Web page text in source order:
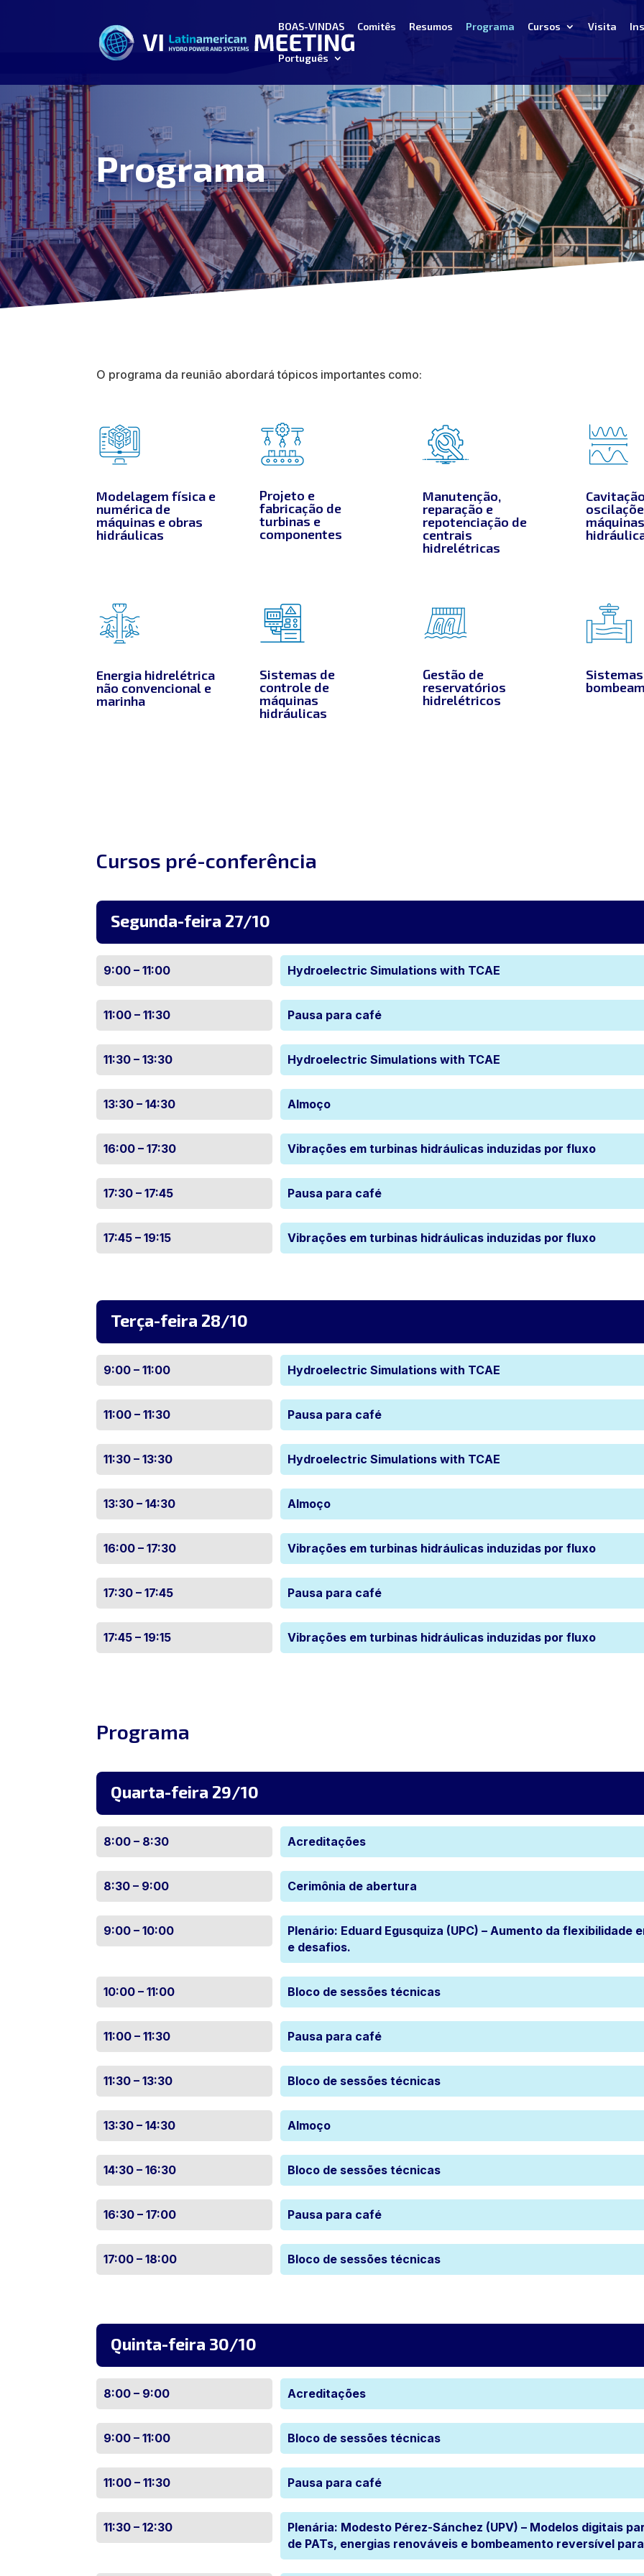
BOAS-VINDAS Comitês Resumos Programa Cursos Visita
Português
Programa
O programa da reunião abordará tópicos importantes como:
Modelagem física e
numérica de
máquinas e obras
hidráulicas
Projeto e
fabricação de
turbinas e
componentes
Manutenção,
reparação e
repotenciação de
centrais
hidrelétricas
máquinas
Energia hidrelétrica
não convencional e
marinha
Sistemas de
controle de
máquinas
hidráulicas
Gestão de
reservatórios
hidrelétricos
Cursos pré-conferência
Segunda-feira 27/10
9:00 – 11:00 Hydroelectric Simulations with TCAE
11:00 – 11:30 Pausa para café
11:30 – 13:30 Hydroelectric Simulations with TCAE
13:30 – 14:30 Almoço
16:00 – 17:30 Vibrações em turbinas hidráulicas induzidas por fluxo
17:30 – 17:45 Pausa para café
17:45 – 19:15 Vibrações em turbinas hidráulicas induzidas por fluxo
Terça-feira 28/10
9:00 – 11:00 Hydroelectric Simulations with TCAE
11:00 – 11:30 Pausa para café
11:30 – 13:30 Hydroelectric Simulations with TCAE
13:30 – 14:30 Almoço
16:00 – 17:30 Vibrações em turbinas hidráulicas induzidas por fluxo
17:30 – 17:45 Pausa para café
17:45 – 19:15 Vibrações em turbinas hidráulicas induzidas por fluxo
Programa
Quarta-feira 29/10
8:00 – 8:30 Acreditações
8:30 – 9:00 Cerimônia de abertura
9:00 – 10:00
Plenário: Eduard Egusquiza (UPC) – Aumento da
e desafios.
10:00 – 11:00 Bloco de sessões técnicas
11:00 – 11:30 Pausa para café
11:30 – 13:30 Bloco de sessões técnicas
13:30 – 14:30 Almoço
14:30 – 16:30 Bloco de sessões técnicas
16:30 – 17:00 Pausa para café
17:00 – 18:00 Bloco de sessões técnicas
Quinta-feira 30/10
8:00 – 9:00 Acreditações
9:00 – 11:00 Bloco de sessões técnicas
11:00 – 11:30 Pausa para café
11:30 – 12:30
Plenária: Modesto Pérez-Sánchez (UPV) – Modelos digitais
de PATs, energias renováveis ​​e bombeamento reversível